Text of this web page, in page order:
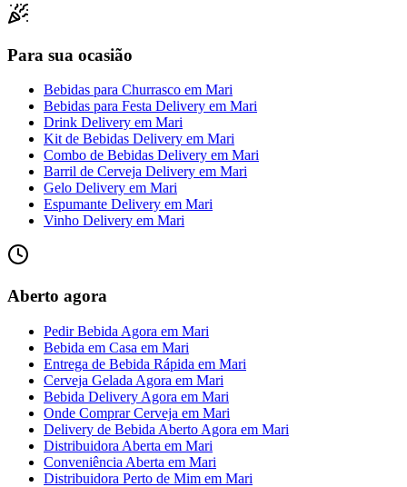
Para sua ocasião
Bebidas para Churrasco em Mari
Bebidas para Festa Delivery em Mari
Drink Delivery em Mari
Kit de Bebidas Delivery em Mari
Combo de Bebidas Delivery em Mari
Barril de Cerveja Delivery em Mari
Gelo Delivery em Mari
Espumante Delivery em Mari
Vinho Delivery em Mari
Aberto agora
Pedir Bebida Agora em Mari
Bebida em Casa em Mari
Entrega de Bebida Rápida em Mari
Cerveja Gelada Agora em Mari
Bebida Delivery Agora em Mari
Onde Comprar Cerveja em Mari
Delivery de Bebida Aberto Agora em Mari
Distribuidora Aberta em Mari
Conveniência Aberta em Mari
Distribuidora Perto de Mim em Mari